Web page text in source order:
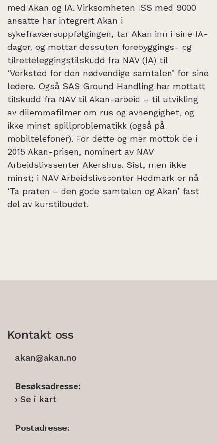
med Akan og IA. Virksomheten ISS med 9000
ansatte har integrert Akan i
sykefraværsoppfølgingen, tar Akan inn i sine IA-
dager, og mottar dessuten forebyggings- og
tilretteleggingstilskudd fra NAV (IA) til
‘Verksted for den nødvendige samtalen’ for sine
ledere. Også SAS Ground Handling har mottatt
tiIskudd fra NAV til Akan-arbeid – til utvikling
av dilemmafilmer om rus og avhengighet, og
ikke minst spillproblematikk (også på
mobiltelefoner). For dette og mer mottok de i
2015 Akan-prisen, nominert av NAV
Arbeidslivssenter Akershus. Sist, men ikke
minst; i NAV Arbeidslivssenter Hedmark er nå
‘Ta praten – den gode samtalen og Akan’ fast
del av kurstilbudet.
Kontakt oss
akan@akan.no
Besøksadresse:
Se i kart
Postadresse: